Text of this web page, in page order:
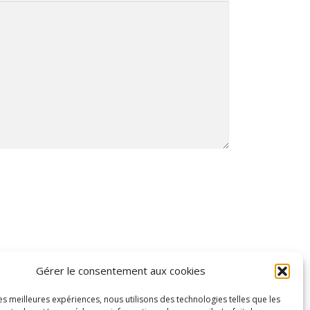
Gérer le consentement aux cookies
meilleures expériences, nous utilisons des technologies telles que les